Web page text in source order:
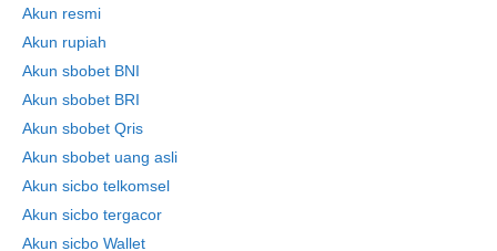
Akun resmi
Akun rupiah
Akun sbobet BNI
Akun sbobet BRI
Akun sbobet Qris
Akun sbobet uang asli
Akun sicbo telkomsel
Akun sicbo tergacor
Akun sicbo Wallet